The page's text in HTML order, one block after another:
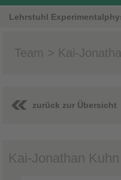
Lehrstuhl
Team > Kai-
zurück zur Übersicht
Kai-Jonathan Kuhn